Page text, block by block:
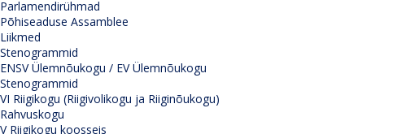
Parlamendirühmad
Põhiseaduse Assamblee
Liikmed
Stenogrammid
ENSV Ülemnõukogu / EV Ülemnõukogu
Stenogrammid
VI Riigikogu (Riigivolikogu ja Riiginõukogu)
Rahvuskogu
V Riigikogu koosseis